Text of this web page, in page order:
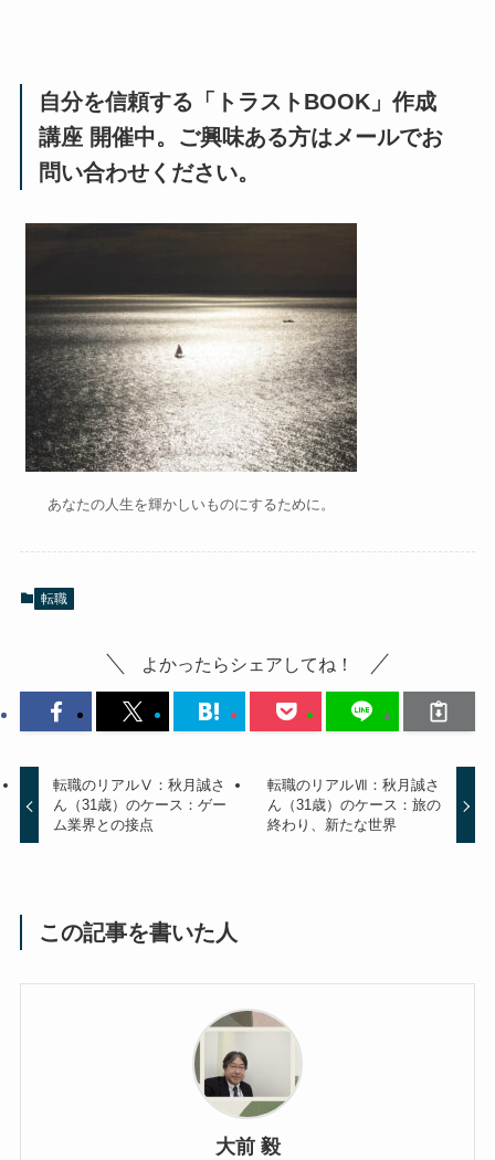
自分を信頼する「トラストBOOK」作成
講座 開催中。ご興味ある方はメールでお
問い合わせください。
あなたの人生を輝かしいものにするために。
転職
よかったらシェアしてね！
転職のリアルⅤ：秋月誠さ
ん（31歳）のケース：ゲー
ム業界との接点
転職のリアルⅦ：秋月誠さ
ん（31歳）のケース：旅の
終わり、新たな世界
この記事を書いた人
大前 毅